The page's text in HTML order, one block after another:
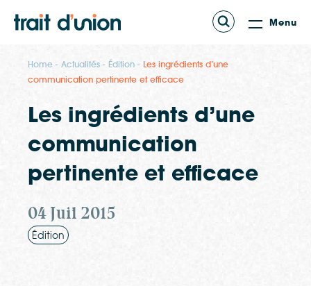
Menu
Home Actualités Édition
Les ingrédients d’une
communication pertinente et efficace
Les ingrédients d’une
communication
pertinente et efficace
04 Juil 2015
Édition